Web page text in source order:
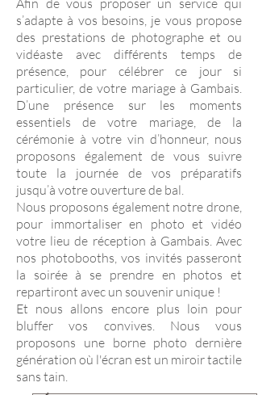
Afin de vous proposer un service qui
s’adapte à vos besoins, je vous propose
des prestations de photographe et ou
vidéaste avec différents temps de
présence, pour célébrer ce jour si
particulier, de votre mariage à Gambais.
D’une présence sur les moments
essentiels de votre mariage, de la
cérémonie à votre vin d’honneur, nous
proposons également de vous suivre
toute la journée de vos préparatifs
jusqu’à votre ouverture de bal.
Nous proposons également notre drone,
pour immortaliser en photo et vidéo
votre lieu de réception à Gambais. Avec
nos photobooths, vos invités passeront
la soirée à se prendre en photos et
repartiront avec un souvenir unique !
Et nous allons encore plus loin pour
bluffer vos convives. Nous vous
proposons une borne photo dernière
génération où l'écran est un miroir tactile
sans tain.